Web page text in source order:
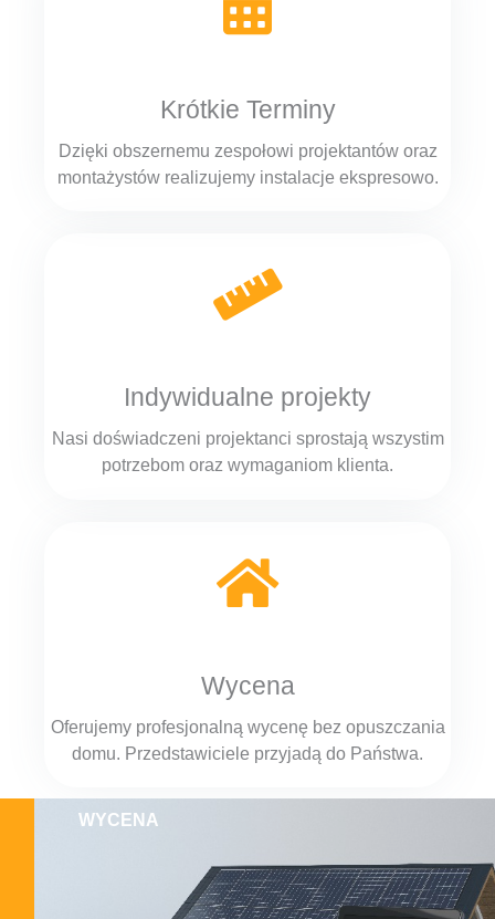
Krótkie Terminy
Dzięki obszernemu zespołowi projektantów oraz
montażystów realizujemy instalacje ekspresowo.
Indywidualne projekty
Nasi doświadczeni projektanci sprostają wszystim
potrzebom oraz wymaganiom klienta.
Wycena
Oferujemy profesjonalną wycenę bez opuszczania
domu. Przedstawiciele przyjadą do Państwa.
WYCENA